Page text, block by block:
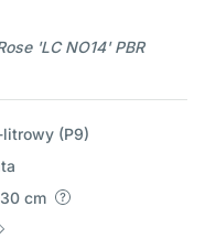
'LC NO14' PBR
(P9)
cm